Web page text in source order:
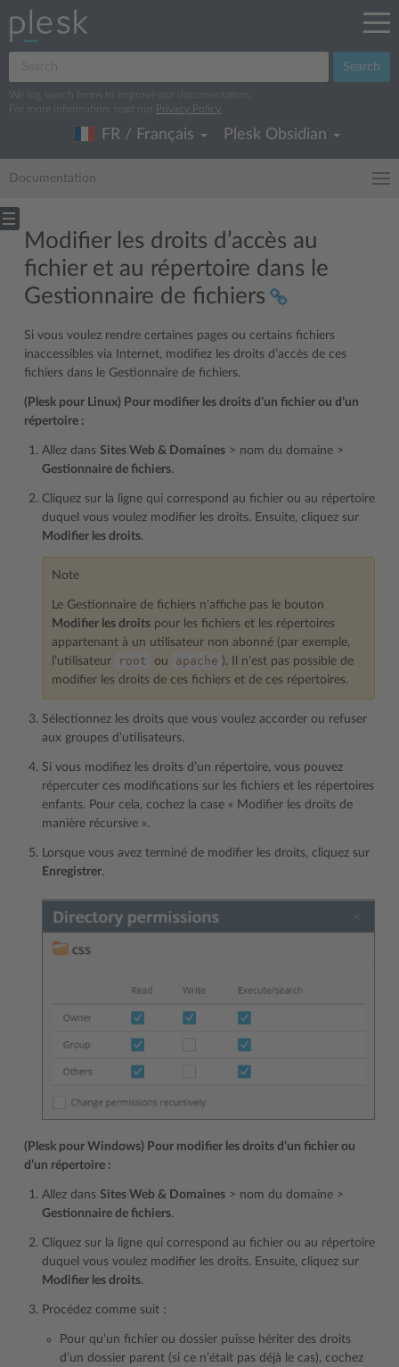
Search
We log search terms to improve our documentation.
For more information, read our
Privacy Policy
FR / Français Plesk Obsidian
Documentation
Modifier les droits d’accès au
fichier et au répertoire dans le
Gestionnaire de fichiers
Si vous voulez rendre certaines pages ou certains fichiers
inaccessibles via Internet, modifiez les droits d’accès de ces
fichiers dans le Gestionnaire de fichiers.
(Plesk pour Linux) Pour modifier les droits d’un fichier ou d’un
répertoire :
Allez dans Sites Web & Domaines > nom du domaine >
Gestionnaire de fichiers.
Cliquez sur la ligne qui correspond au fichier ou au répertoire
duquel vous voulez modifier les droits. Ensuite, cliquez sur
Modifier les droits.
Note
Le Gestionnaire de fichiers n’affiche pas le bouton
Modifier les droits pour les fichiers et les répertoires
appartenant à un utilisateur non abonné (par exemple,
l’utilisateur
root ou apache ). Il n’est pas possible de
modifier les droits de ces fichiers et de ces répertoires.
Sélectionnez les droits que vous voulez accorder ou refuser
aux groupes d’utilisateurs.
Si vous modifiez les droits d’un répertoire, vous pouvez
répercuter ces modifications sur les fichiers et les répertoires
enfants. Pour cela, cochez la case « Modifier les droits de
manière récursive ».
Lorsque vous avez terminé de modifier les droits, cliquez sur
Enregistrer.
(Plesk pour Windows) Pour modifier les droits d’un fichier ou
d’un répertoire :
Allez dans Sites Web & Domaines > nom du domaine >
Gestionnaire de fichiers.
Cliquez sur la ligne qui correspond au fichier ou au répertoire
duquel vous voulez modifier les droits. Ensuite, cliquez sur
Modifier les droits.
Procédez comme suit :
Pour qu’un fichier ou dossier puisse hériter des droits
d’un dossier parent (si ce n’était pas déjà le cas), cochez